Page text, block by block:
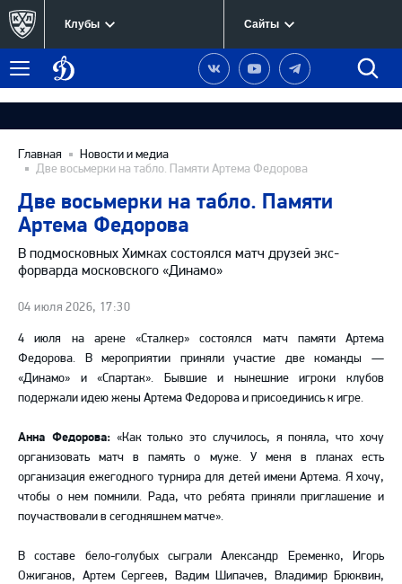
Клубы Сайты
Меню
Динамо
Москва
Наша
группа
Вконтакте
Наш
канал
YouTube
Наш
канал
Telegram
Главная
Новости и медиа
Две восьмерки на табло. Памяти Артема Федорова
Две восьмерки на табло. Памяти
Артема Федорова
В подмосковных Химках состоялся матч друзей экс-
форварда московского «Динамо»
04 июля 2026, 17:30
4 июля на арене «Сталкер» состоялся матч памяти Артема
Федорова. В мероприятии приняли участие две команды —
«Динамо» и «Спартак». Бывшие и нынешние игроки клубов
подержали идею жены Артема Федорова и присоединись к игре.
Анна Федорова:«Как только это случилось, я поняла, что хочу
организовать матч в память о муже. У меня в планах есть
организация ежегодного турнира для детей имени Артема. Я хочу,
чтобы о нем помнили. Рада, что ребята приняли приглашение и
поучаствовали в сегодняшнем матче».
В составе бело-голубых сыграли Александр Еременко, Игорь
Ожиганов, Артем Сергеев, Вадим Шипачев, Владимир Брюквин,